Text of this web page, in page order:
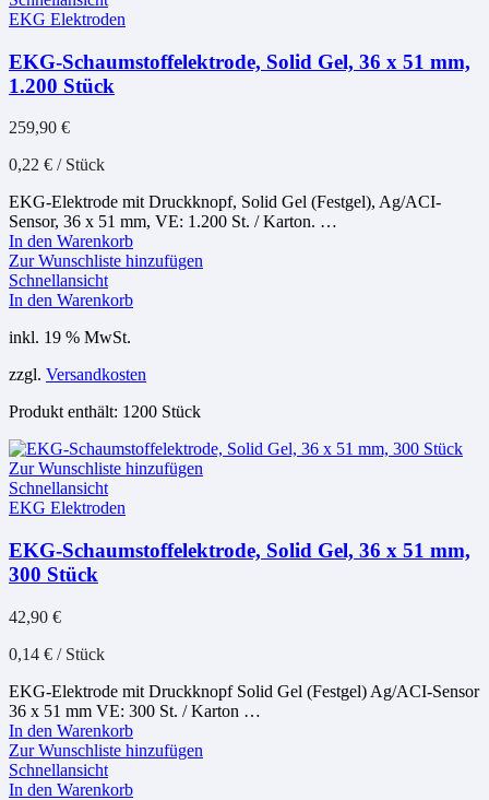
EKG Elektroden
EKG-Schaumstoffelektrode, Solid Gel, 36 x 51 mm,
1.200 Stück
259,90 €
0,22 € / Stück
EKG-Elektrode mit Druckknopf, Solid Gel (Festgel), Ag/ACI-
Sensor, 36 x 51 mm, VE: 1.200 St. / Karton. …
In den Warenkorb
Zur Wunschliste hinzufügen
Schnellansicht
In den Warenkorb
inkl. 19 % MwSt.
zzgl. Versandkosten
Produkt enthält: 1200 Stück
Zur Wunschliste hinzufügen
Schnellansicht
EKG Elektroden
EKG-Schaumstoffelektrode, Solid Gel, 36 x 51 mm,
300 Stück
42,90 €
0,14 € / Stück
EKG-Elektrode mit Druckknopf Solid Gel (Festgel) Ag/ACI-Sensor
36 x 51 mm VE: 300 St. / Karton …
In den Warenkorb
Zur Wunschliste hinzufügen
Schnellansicht
In den Warenkorb